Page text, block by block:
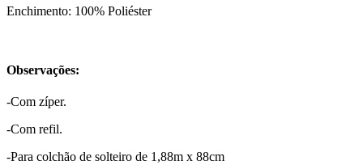
Enchimento: 100% Poliéster
Observações:
-Com zíper.
-Com refil.
-Para colchão de solteiro de 1,88m x 88cm